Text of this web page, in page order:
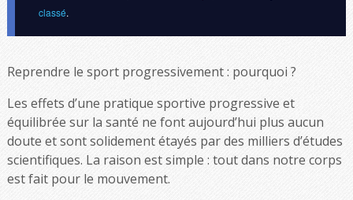
classé.
Reprendre le sport progressivement : pourquoi ?
Les effets d’une pratique sportive progressive et
équilibrée sur la santé ne font aujourd’hui plus aucun
doute et sont solidement étayés par des milliers d’études
scientifiques. La raison est simple : tout dans notre corps
est fait pour le mouvement.